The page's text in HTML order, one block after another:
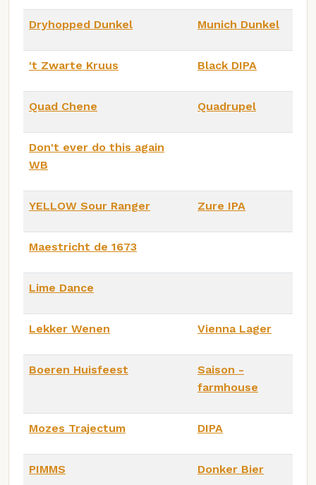
Dryhopped Dunkel Munich Dunkel
't Zwarte Kruus Black DIPA
Quad Chene Quadrupel
Don't ever do this again
WB
YELLOW Sour Ranger Zure IPA
Maestricht de 1673
Lime Dance
Lekker Wenen Vienna Lager
Boeren Huisfeest
Saison -
farmhouse
Mozes Trajectum DIPA
PIMMS Donker Bier